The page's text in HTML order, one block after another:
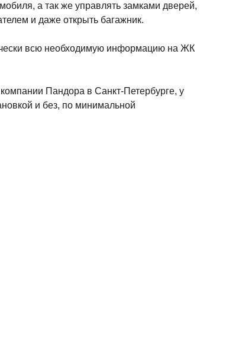
а так же управлять замками дверей,
и даже открыть багажник.
всю необходимую информацию на ЖК
Пандора в Санкт-Петербурге, у
и без, по минимальной